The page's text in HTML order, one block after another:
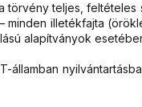
teljes,
illetékfajta
alapítványok
államban